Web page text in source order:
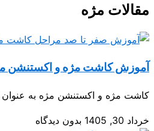
مقالات مژه
آموزش کاشت مژه و اکستنشن
کاشت مژه و اکستنشن مژه به عنوان
خرداد 30, 1405 بدون دیدگاه